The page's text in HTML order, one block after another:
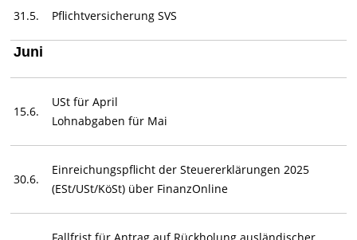
31.5. Pflichtversicherung SVS
Juni
15.6.
USt für April
Lohnabgaben für Mai
30.6.
Einreichungspflicht der Steuererklärungen 2025
(ESt/USt/KöSt) über FinanzOnline